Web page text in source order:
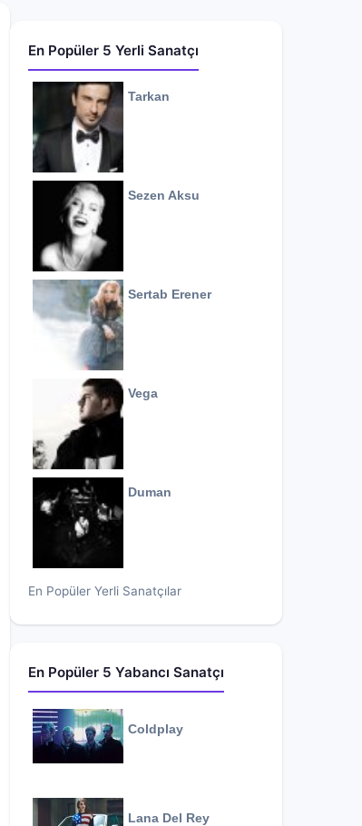
En Popüler 5 Yerli Sanatçı
Tarkan
Sezen Aksu
Sertab Erener
Vega
Duman
En Popüler Yerli Sanatçılar
En Popüler 5 Yabancı Sanatçı
Coldplay
Lana Del Rey